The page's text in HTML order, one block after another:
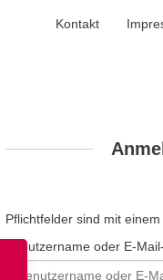
Kontakt
Pflichtfelder sind mit einem
Benutzername oder E-